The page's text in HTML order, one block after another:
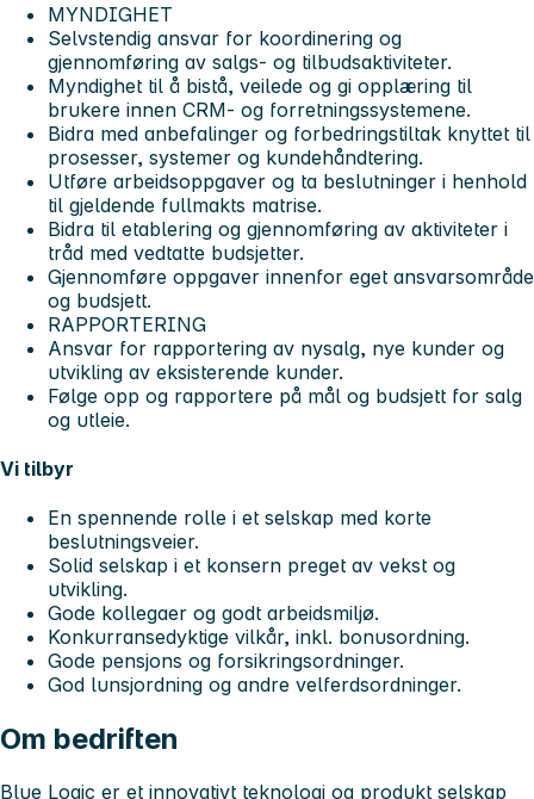
MYNDIGHET
Selvstendig ansvar for koordinering og
gjennomføring av salgs- og tilbudsaktiviteter.
Myndighet til å bistå, veilede og gi opplæring til
brukere innen CRM- og forretningssystemene.
Bidra med anbefalinger og forbedringstiltak knyttet til
prosesser, systemer og kundehåndtering.
Utføre arbeidsoppgaver og ta beslutninger i henhold
til gjeldende fullmakts matrise.
Bidra til etablering og gjennomføring av aktiviteter i
tråd med vedtatte budsjetter.
Gjennomføre oppgaver innenfor eget ansvarsområde
og budsjett.
RAPPORTERING
Ansvar for rapportering av nysalg, nye kunder og
utvikling av eksisterende kunder.
Følge opp og rapportere på mål og budsjett for salg
og utleie.
Vi tilbyr
En spennende rolle i et selskap med korte
beslutningsveier.
Solid selskap i et konsern preget av vekst og
utvikling.
Gode kollegaer og godt arbeidsmiljø.
Konkurransedyktige vilkår, inkl. bonusordning.
Gode pensjons og forsikringsordninger.
God lunsjordning og andre velferdsordninger.
Om bedriften
Blue Logic er et innovativt teknologi og produkt selskap